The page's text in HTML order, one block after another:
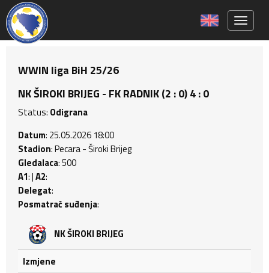
WWIN liga BiH 25/26
NK ŠIROKI BRIJEG - FK RADNIK (2 : 0) 4 : 0
Status: Odigrana
Datum: 25.05.2026 18:00
Stadion: Pecara - Široki Brijeg
Gledalaca: 500
A1: |A2:
Delegat:
Posmatrač suđenja:
NK ŠIROKI BRIJEG
Izmjene